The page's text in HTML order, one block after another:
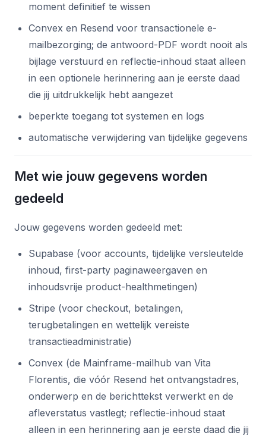
moment definitief te wissen
Convex en Resend voor transactionele e-
mailbezorging; de antwoord-PDF wordt nooit als
bijlage verstuurd en reflectie-inhoud staat alleen
in een optionele herinnering aan je eerste daad
die jij uitdrukkelijk hebt aangezet
beperkte toegang tot systemen en logs
automatische verwijdering van tijdelijke gegevens
Met wie jouw gegevens worden
gedeeld
Jouw gegevens worden gedeeld met:
Supabase (voor accounts, tijdelijke versleutelde
inhoud, first-party paginaweergaven en
inhoudsvrije product-healthmetingen)
Stripe (voor checkout, betalingen,
terugbetalingen en wettelijk vereiste
transactieadministratie)
Convex (de Mainframe-mailhub van Vita
Florentis, die vóór Resend het ontvangstadres,
onderwerp en de berichttekst verwerkt en de
afleverstatus vastlegt; reflectie-inhoud staat
alleen in een herinnering aan je eerste daad die jij